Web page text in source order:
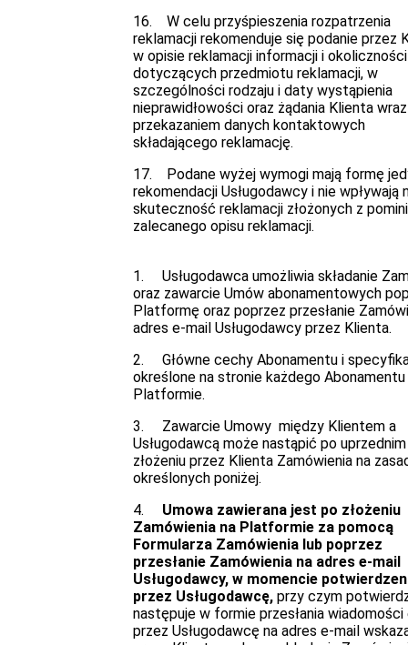
16. W celu przyśpieszenia rozpatrzenia
reklamacji rekomenduje się podanie przez
w opisie reklamacji informacji i okoliczności
dotyczących przedmiotu reklamacji, w
szczególności rodzaju i daty wystąpienia
nieprawidłowości oraz żądania Klienta
przekazaniem danych kontaktowych
składającego reklamację.
17. Podane wyżej wymogi mają formę
rekomendacji Usługodawcy i nie wpływają
skuteczność reklamacji złożonych z
zalecanego opisu reklamacji.
1. Usługodawca umożliwia składanie
oraz zawarcie Umów abonamentowych
Platformę oraz poprzez przesłanie
adres e-mail Usługodawcy przez Klienta.
2. Główne cechy Abonamentu i
określone na stronie każdego Abonamentu
Platformie.
3. Zawarcie Umowy między Klientem a
Usługodawcą może nastąpić po uprzednim
złożeniu przez Klienta Zamówienia na
określonych poniżej.
4. Umowa zawierana jest po złożeniu
Zamówienia na Platformie za pomocą
Formularza Zamówienia lub poprzez
przesłanie Zamówienia na adres e-mail
Usługodawcy, w momencie
przez Usługodawcę, przy czym
następuje w formie przesłania wiadomości
przez Usługodawcę na adres e-mail